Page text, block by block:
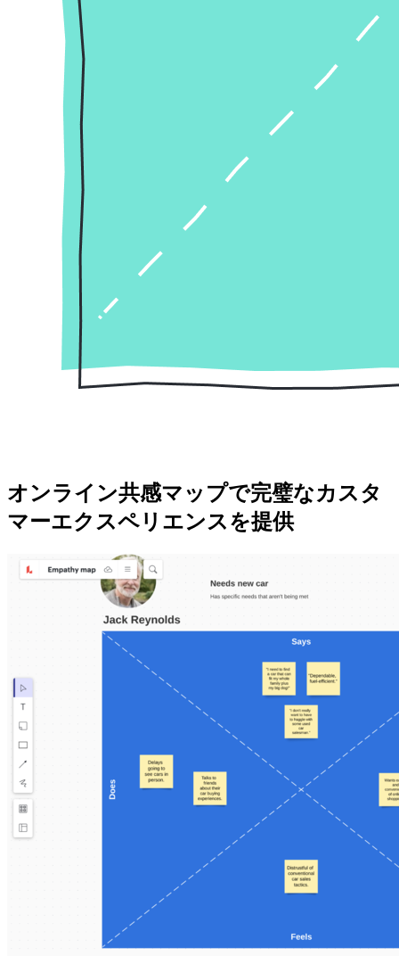
オンライン共感マップで完璧なカスタ
マーエクスペリエンスを提供